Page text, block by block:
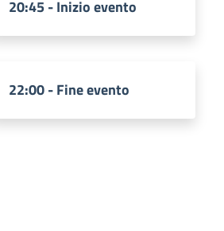
20:45 - Inizio evento
22:00 - Fine evento